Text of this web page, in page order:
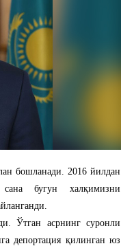
бошланади. 2016 йилдан
бугун халқимизни
Ўтган асрнинг суронли
депортация қилинган юз